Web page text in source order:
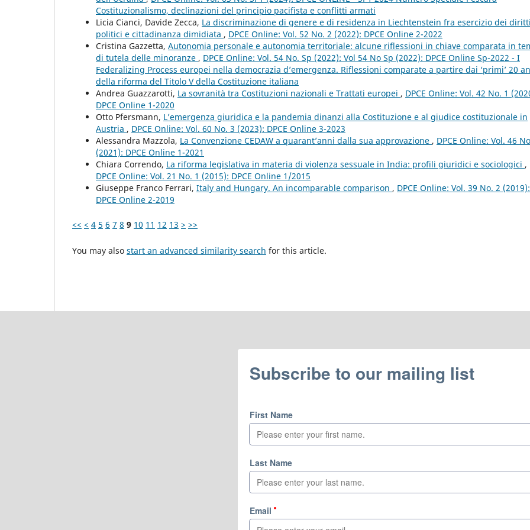
Costituzionalismo, declinazioni del principio pacifista e conflitti armati
Licia Cianci, Davide Zecca, La discriminazione di genere e di residenza in Liechtenstein fra esercizio dei diritti
politici e cittadinanza dimidiata , DPCE Online: Vol. 52 No. 2 (2022): DPCE Online 2-2022
Cristina Gazzetta, Autonomia personale e autonomia territoriale: alcune riflessioni in chiave comparata in
di tutela delle minoranze , DPCE Online: Vol. 54 No. Sp (2022): Vol 54 No Sp (2022): DPCE Online Sp-2022 - I
Federalizing Process europei nella democrazia d’emergenza. Riflessioni comparate a partire dai ‘primi’ 20
della riforma del Titolo V della Costituzione italiana
Andrea Guazzarotti, La sovranità tra Costituzioni nazionali e Trattati europei , DPCE Online: Vol. 42 No. 1
DPCE Online 1-2020
Otto Pfersmann, L’emergenza giuridica e la pandemia dinanzi alla Costituzione e al giudice costituzionale in
Austria , DPCE Online: Vol. 60 No. 3 (2023): DPCE Online 3-2023
Alessandra Mazzola, La Convenzione CEDAW a quarant’anni dalla sua approvazione , DPCE Online: Vol. 46
(2021): DPCE Online 1-2021
Chiara Correndo, La riforma legislativa in materia di violenza sessuale in India: profili giuridici e sociologici ,
DPCE Online: Vol. 21 No. 1 (2015): DPCE Online 1/2015
Giuseppe Franco Ferrari, Italy and Hungary. An incomparable comparison , DPCE Online: Vol. 39 No. 2 (2019):
DPCE Online 2-2019
<< < 4 5 6 7 8 9 10 11 12 13 > >>
You may also start an advanced similarity search for this article.